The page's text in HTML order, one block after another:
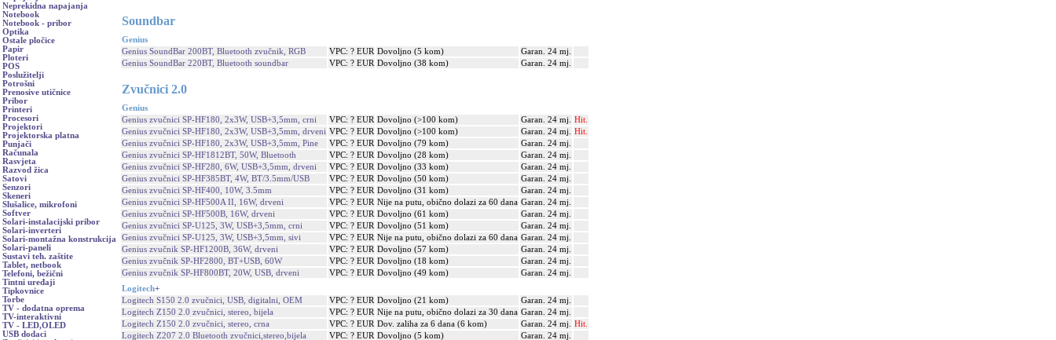
Neprekidna napajanja
Notebook
Notebook - pribor
Optika
Ostale pločice
Papir
Ploteri
POS
Poslužitelji
Potrošni
Prenosive utičnice
Pribor
Printeri
Procesori
Projektori
Projektorska platna
Punjači
Računala
Rasvjeta
Razvod žica
Satovi
Senzori
Skeneri
Slušalice, mikrofoni
Softver
Solari-instalacijski pribor
Solari-inverteri
Solari-montažna konstrukcija
Solari-paneli
Sustavi teh. zaštite
Tablet, netbook
Telefoni, bežični
Tintni uređaji
Tipkovnice
Torbe
TV - dodatna oprema
TV-interaktivni
TV - LED,OLED
USB dodaci
Soundbar
Genius
Genius SoundBar 200BT, Bluetooth zvučnik, RGB
VPC: ? EUR Dovoljno (5 kom)
Garan. 24 mj.
Genius SoundBar 220BT, Bluetooth soundbar
VPC: ? EUR Dovoljno (38 kom) Garan. 24 mj.
Zvučnici 2.0
Genius
Genius zvučnici SP-HF180, 2x3W, USB+3,5mm, crni
VPC: ? EUR Dovoljno (>100 kom) Garan. 24 mj.
Hit.
Genius zvučnici SP-HF180, 2x3W, USB+3,5mm, drveni VPC: ? EUR Dovoljno (>100 kom) Garan. 24 mj.
Hit.
Genius zvučnici SP-HF180, 2x3W, USB+3,5mm, Pine
VPC: ? EUR Dovoljno (79 kom)
Garan. 24 mj.
Genius zvučnici SP-HF1812BT, 50W, Bluetooth
VPC: ? EUR Dovoljno (28 kom)
Garan. 24 mj.
Genius zvučnici SP-HF280, 6W, USB+3,5mm, drveni
VPC: ? EUR Dovoljno (33 kom)
Garan. 24 mj.
Genius zvučnici SP-HF385BT, 4W, BT/3.5mm/USB
VPC: ? EUR Dovoljno (50 kom)
Garan. 24 mj.
Genius zvučnici SP-HF400, 10W, 3.5mm
VPC: ? EUR Dovoljno (31 kom)
Garan. 24 mj.
Genius zvučnici SP-HF500A II, 16W, drveni
VPC: ? EUR Nije na putu, obično dolazi za 60 dana Garan. 24 mj.
Genius zvučnici SP-HF500B, 16W, drveni
VPC: ? EUR Dovoljno (61 kom)
Garan. 24 mj.
Genius zvučnici SP-U125, 3W, USB+3,5mm, crni
VPC: ? EUR Dovoljno (51 kom)
Garan. 24 mj.
Genius zvučnici SP-U125, 3W, USB+3,5mm, sivi
VPC: ? EUR Nije na putu, obično dolazi za 60 dana Garan. 24 mj.
Genius zvučnik SP-HF1200B, 36W, drveni
VPC: ? EUR Dovoljno (57 kom)
Garan. 24 mj.
Genius zvučnik SP-HF2800, BT+USB, 60W
VPC: ? EUR Dovoljno (18 kom)
Garan. 24 mj.
Genius zvučnik SP-HF800BT, 20W, USB, drveni
VPC: ? EUR Dovoljno (49 kom)
Garan. 24 mj.
Logitech+
Logitech S150 2.0 zvučnici, USB, digitalni, OEM
VPC: ? EUR Dovoljno (21 kom)
Garan. 24 mj.
Logitech Z150 2.0 zvučnici, stereo, bijela
VPC: ? EUR Nije na putu, obično dolazi za 30 dana Garan. 24 mj.
Logitech Z150 2.0 zvučnici, stereo, crna
VPC: ? EUR Dov. zaliha za 6 dana (6 kom) Garan. 24 mj.
Hit.
Logitech Z207 2.0 Bluetooth zvučnici,stereo,bijela
VPC: ? EUR Dovoljno (5 kom) Garan. 24 mj.